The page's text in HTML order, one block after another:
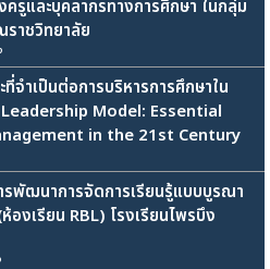
รูและบุคลากรทางการศึกษา ในกลุ่ม
ราชวิทยาลัย
จำเป็นต่อการบริหารการศึกษาใน
Model: Essential
in the 21st Century
รพัฒนาการจัดการเรียนรู้แบบบูรณา
องเรียน RBL) โรงเรียนไพรบึง